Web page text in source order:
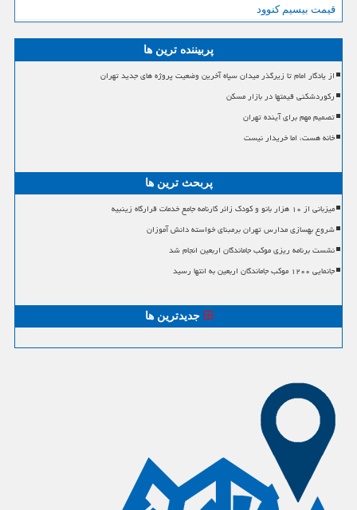
قیمت بیسیم کنوود
پربیننده ترین ها
از یادگار امام تا زیرگذر میدان سپاه آخرین وضعیت پروژه های جدید تهران
رکوردشکنی قیمتها در بازار مسکن
تصمیم مهم برای آینده تهران
خانه هست، اما خریدار نیست
پربحث ترین ها
میزبانی از ۱۰ هزار بانو و کودک زائر کارنامه جامع خدمات قرارگاه زینبیه
شروع بهسازی مدارس تهران برمبنای خواسته دانش آموزان
نشست برنامه ریزی موکب جاماندگان اربعین انجام شد
جانمایی ۱۲۰۰ موکب جاماندگان اربعین به انتها رسید
جدیدترین ها